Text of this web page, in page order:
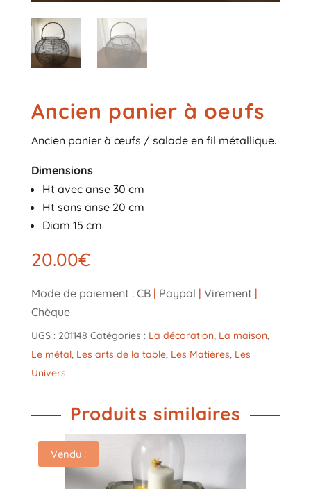
Ancien panier à oeufs
Ancien panier à œufs / salade en fil métallique.
Dimensions
Ht avec anse 30 cm
Ht sans anse 20 cm
Diam 15 cm
20.00€
Mode de paiement : CB | Paypal | Virement |
Chèque
UGS : 201148 Catégories : La décoration, La maison,
Le métal, Les arts de la table, Les Matières, Les
Univers
Produits similaires
Vendu !